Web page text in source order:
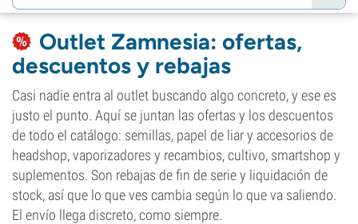
Outlet Zamnesia: ofertas,
descuentos y rebajas
Casi nadie entra al outlet buscando algo concreto, y ese es
justo el punto. Aquí se juntan las ofertas y los descuentos
de todo el catálogo: semillas, papel de liar y accesorios de
headshop, vaporizadores y recambios, cultivo, smartshop y
suplementos. Son rebajas de fin de serie y liquidación de
stock, así que lo que ves cambia según lo que va saliendo.
El envío llega discreto, como siempre.